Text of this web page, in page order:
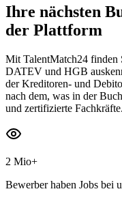
Ihre nächsten
der Plattform
Mit TalentMatch24 finden
DATEV und HGB
der Kreditoren- und
nach dem, was in der
und zertifizierte Fachkräfte.
2 Mio+
Bewerber haben Jobs bei